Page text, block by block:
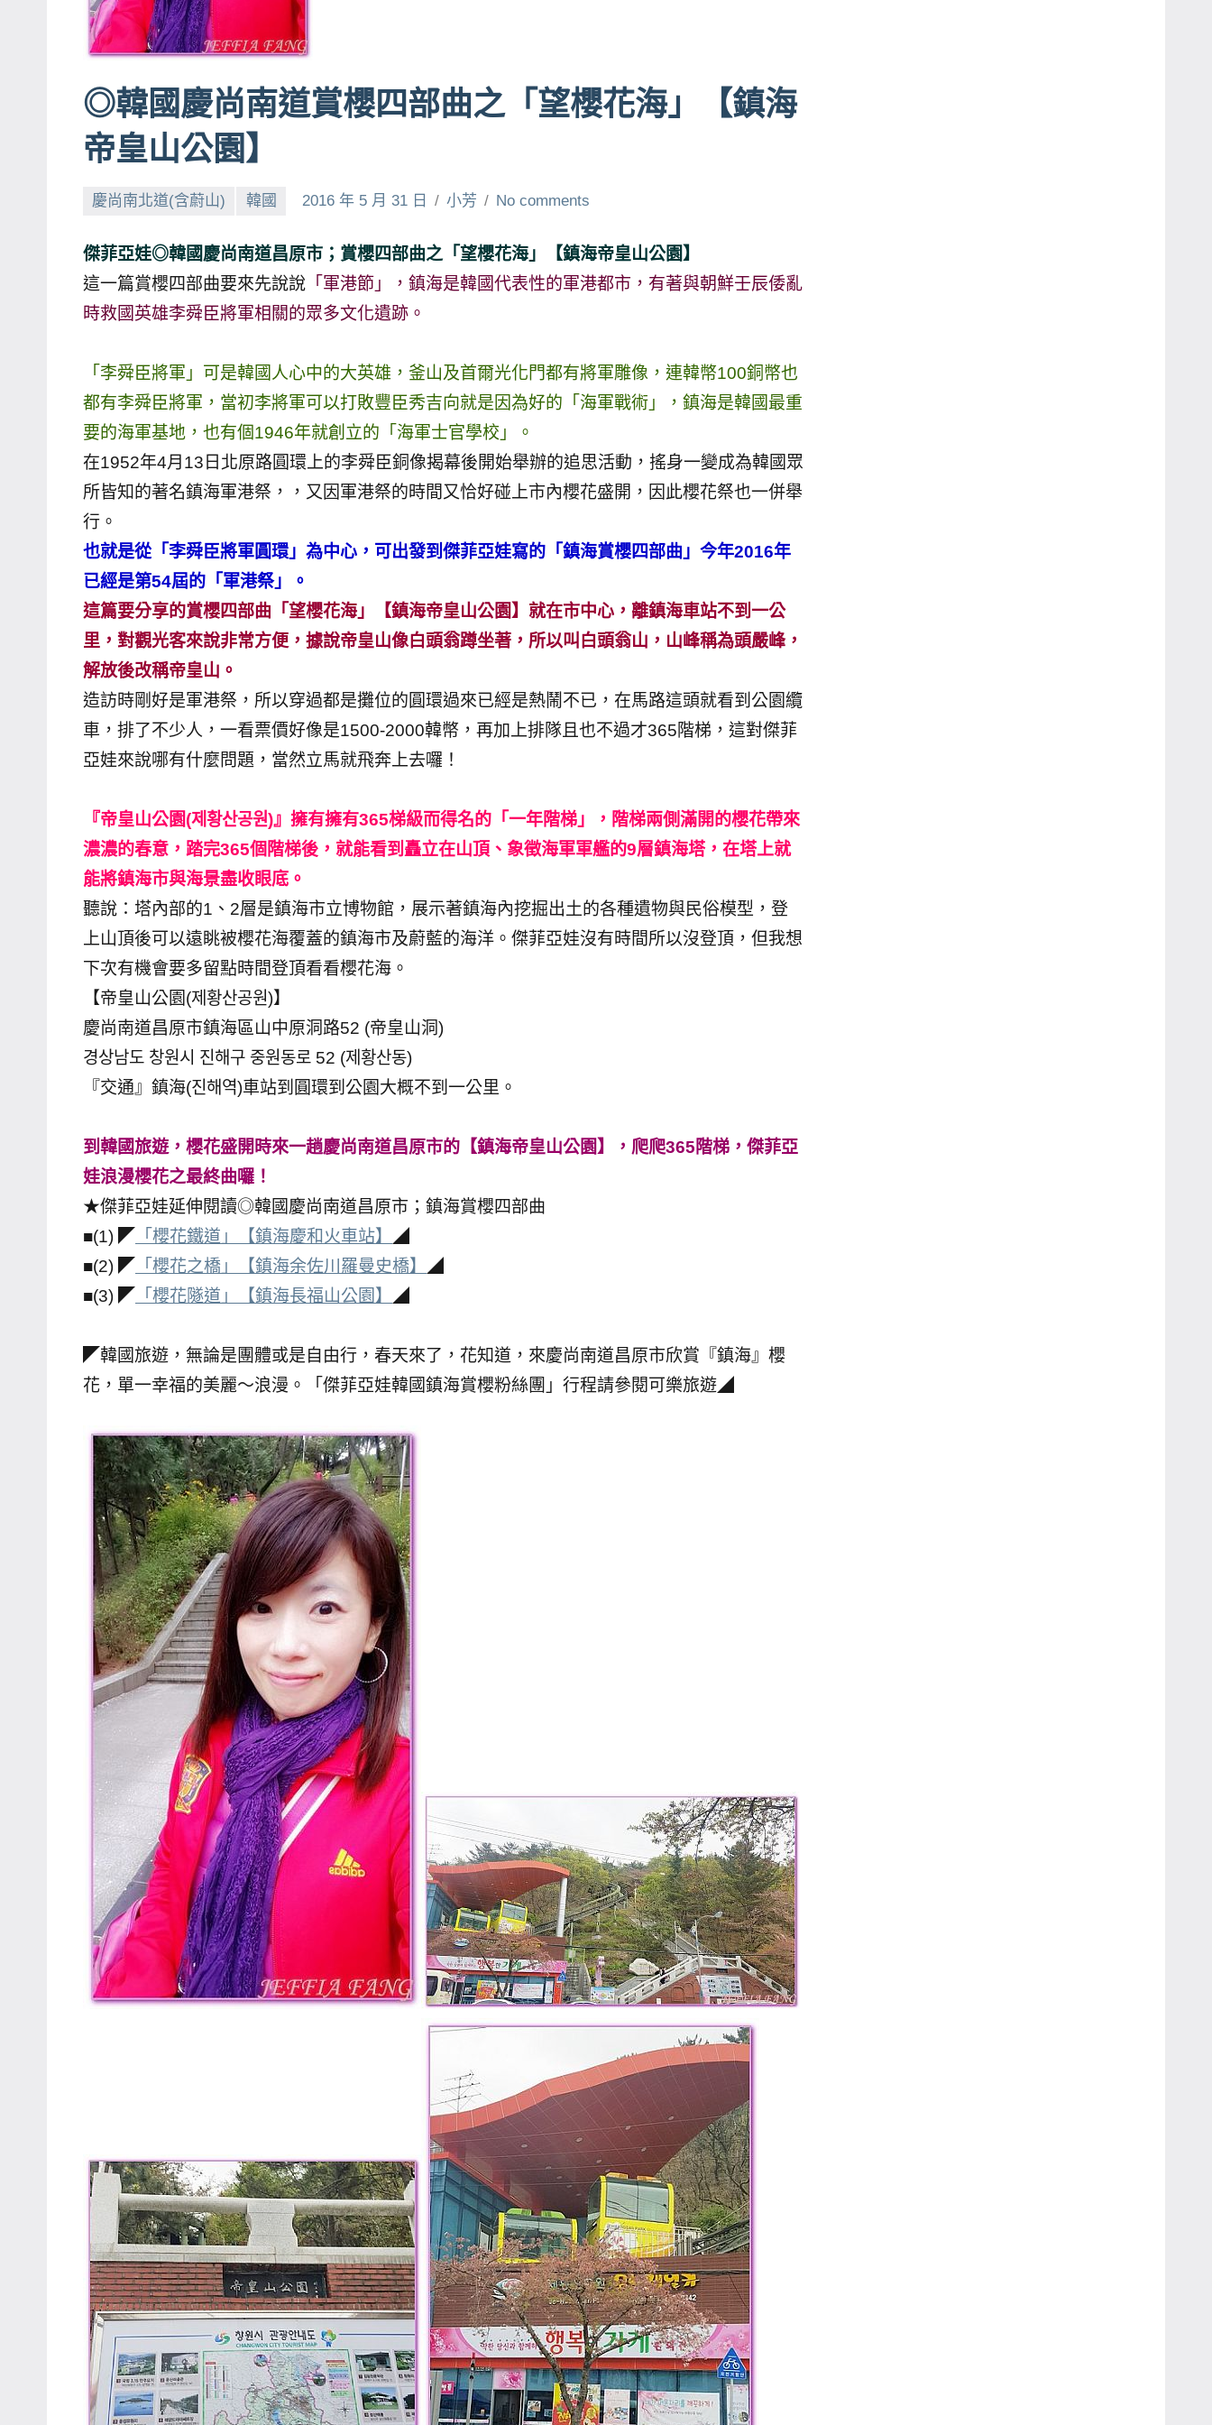
賓、
News
探
節
班
外
景
節
持、
吳
哥
窟
泰
國
旅
遊
書
作
者、
發
表
會
及
動
持、
學
校
企
業
座、
部
落
客
旅
雜
誌
專
欄、
觀
合
作
人
對
象。
★
◎韓國慶尚南道賞櫻四部曲之「望櫻花海」【鎮海
帝皇山公園】
慶尚南北道(含蔚山) 韓國 2016 年 5 月 31 日 小芳 No comments
傑菲亞娃◎韓國慶尚南道昌原市；賞櫻四部曲之「望櫻花海」【鎮海帝皇山公園】
這一篇賞櫻四部曲要來先說說 「軍港節」，鎮海是韓國代表性的軍港都市，有著與朝鮮壬辰倭亂
時救國英雄李舜臣將軍相關的眾多文化遺跡。
「李舜臣將軍」可是韓國人心中的大英雄，釜山及首爾光化門都有將軍雕像，連韓幣100銅幣也
都有李舜臣將軍，當初李將軍可以打敗豐臣秀吉向就是因為好的「海軍戰術」，鎮海是韓國最重
要的海軍基地，也有個1946年就創立的「海軍士官學校」。
在1952年4月13日北原路圓環上的李舜臣銅像揭幕後開始舉辦的追思活動，搖身一變成為韓國眾
所皆知的著名鎮海軍港祭，，又因軍港祭的時間又恰好碰上市內櫻花盛開，因此櫻花祭也一併舉
行。
也就是從「李舜臣將軍圓環」為中心，可出發到傑菲亞娃寫的「鎮海賞櫻四部曲」今年2016年
已經是第54屆的「軍港祭」。
這篇要分享的賞櫻四部曲「望櫻花海」【鎮海帝皇山公園】就在市中心，離鎮海車站不到一公
里，對觀光客來說非常方便，據說帝皇山像白頭翁蹲坐著，所以叫白頭翁山，山峰稱為頭嚴峰，
解放後改稱帝皇山。
造訪時剛好是軍港祭，所以穿過都是攤位的圓環過來已經是熱鬧不已，在馬路這頭就看到公園纜
車，排了不少人，一看票價好像是1500-2000韓幣，再加上排隊且也不過才365階梯，這對傑菲
亞娃來說哪有什麼問題，當然立馬就飛奔上去囉！
『帝皇山公園(제황산공원)』擁有擁有365梯級而得名的「一年階梯」，階梯兩側滿開的櫻花帶來
濃濃的春意，踏完365個階梯後，就能看到矗立在山頂、象徵海軍軍艦的9層鎮海塔，在塔上就
能將鎮海市與海景盡收眼底。
聽說：塔內部的1、2層是鎮海市立博物館，展示著鎮海內挖掘出土的各種遺物與民俗模型，登
上山頂後可以遠眺被櫻花海覆蓋的鎮海市及蔚藍的海洋。傑菲亞娃沒有時間所以沒登頂，但我想
下次有機會要多留點時間登頂看看櫻花海。
【帝皇山公園(제황산공원)】
慶尚南道昌原市鎮海區山中原洞路52 (帝皇山洞)
경상남도 창원시 진해구 중원동로 52 (제황산동)
『交通』鎮海(진해역)車站到圓環到公園大概不到一公里。
到韓國旅遊，櫻花盛開時來一趟慶尚南道昌原市的【鎮海帝皇山公園】，爬爬365階梯，傑菲亞
娃浪漫櫻花之最終曲囉！
★傑菲亞娃延伸閱讀◎韓國慶尚南道昌原市；鎮海賞櫻四部曲
■(1) ◤
「櫻花鐵道」【鎮海慶和火車站】
◢
■(2) ◤
「櫻花之橋」【鎮海余佐川羅曼史橋】
◢
■(3) ◤
「櫻花隧道」【鎮海長福山公園】 ◢
◤韓國旅遊，無論是團體或是自由行，春天來了，花知道，來慶尚南道昌原市欣賞『鎮海』櫻
花，單一幸福的美麗～浪漫。「傑菲亞娃韓國鎮海賞櫻粉絲團」行程請參閱可樂旅遊◢